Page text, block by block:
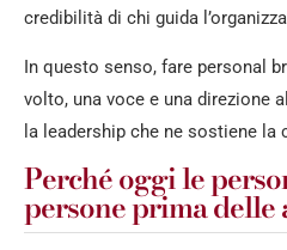
credibilità di chi guida
In questo senso, fare personal
volto, una voce e una direzione
la leadership che ne sostiene la
Perché oggi le
persone prima delle